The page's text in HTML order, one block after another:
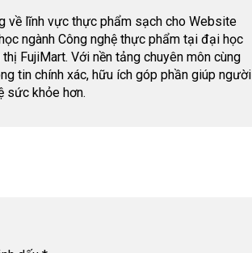
về lĩnh vực thực phẩm sạch cho Website
ngành Công nghệ thực phẩm tại đại học
FujiMart. Với nền tảng chuyên môn cùng
tin chính xác, hữu ích góp phần giúp người
sức khỏe hơn.